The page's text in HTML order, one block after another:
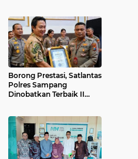
Borong Prestasi, Satlantas
Polres Sampang
Dinobatkan Terbaik II